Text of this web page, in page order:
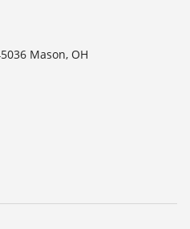
Mason, OH